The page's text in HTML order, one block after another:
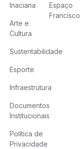
Inaciana
Arte e
Cultura
Sustentabilidade
Esporte
Infraestrutura
Documentos
Institucionais
Política de
Privacidade
Espaço
Francisco